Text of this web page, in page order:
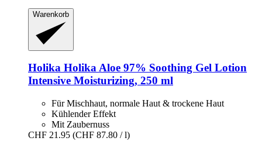
Warenkorb
Holika HolikaAloe 97% Soothing Gel Lotion
Intensive Moisturizing, 250 ml
Für Mischhaut, normale Haut & trockene Haut
Kühlender Effekt
Mit Zaubernuss
CHF 21.95 (CHF 87.80 / l)